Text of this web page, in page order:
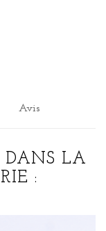
Avis
DANS LA
: